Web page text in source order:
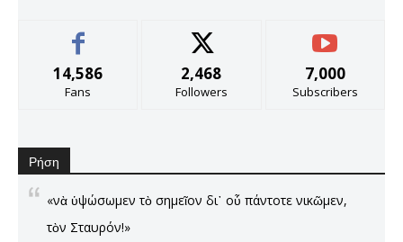
14,586
Fans
2,468
Followers
7,000
Subscribers
Ρήση
«νὰ ὑψώσωμεν τὸ σημεῖον δι᾿ οὗ πάντοτε νικῶμεν,
τὸν Σταυρόν!»